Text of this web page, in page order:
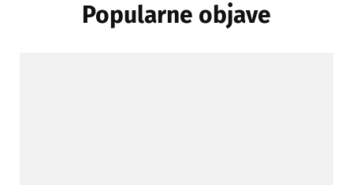
Popularne objave